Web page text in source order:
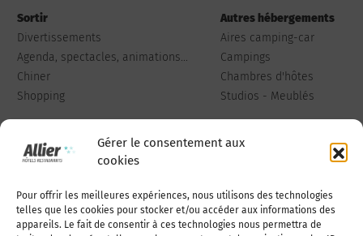
Gérer le consentement aux
cookies
Pour offrir les meilleures expériences, nous utilisons des technologies
telles que les cookies pour stocker et/ou accéder aux informations des
appareils. Le fait de consentir à ces technologies nous permettra de
Sortir
Divertissements
Agenda, spectacles, animations...
Chiner
Shopping
Autres hébergements
Aires camping-car
Campings
Chambres d'hôtes
Studios - Meublés
Qui sommes-nous Publiez votre annonce